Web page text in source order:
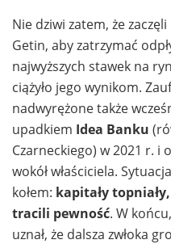
Nie dziwi zatem, że
Getin, aby zatrzymać
najwyższych stawek na
ciążyło jego wynikom.
nadwyrężone także
upadkiem Idea Banku
Czarneckiego) w 2021 r.
wokół właściciela.
kołem: kapitały
tracili pewność. W
uznał, że dalsza zwłoka